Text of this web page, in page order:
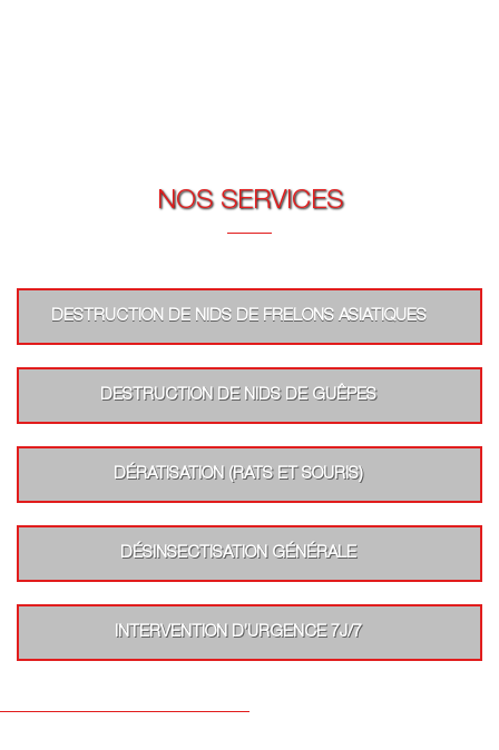
NOS SERVICES
DESTRUCTION DE NIDS DE FRELONS ASIATIQUES
DESTRUCTION DE NIDS DE GUÊPES
DÉRATISATION (RATS ET SOURIS)
DÉSINSECTISATION GÉNÉRALE
INTERVENTION D’URGENCE 7J/7